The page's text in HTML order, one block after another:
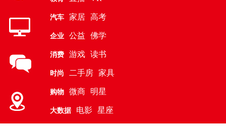
汽车 家居 高考
企业 公益 佛学
消费 游戏 读书
时尚 二手房 家具
购物 微商 明星
大数据 电影 星座